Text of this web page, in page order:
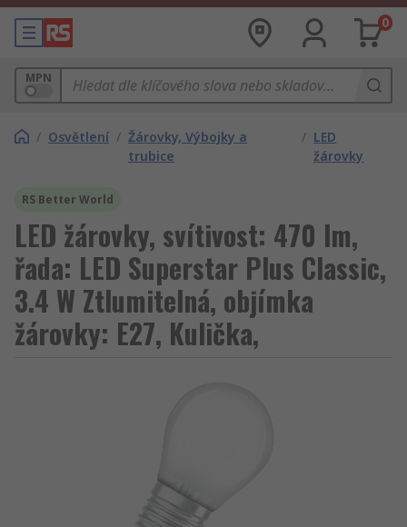
0
MPN
/ Osvětlení / Žárovky, Výbojky a
trubice
/ LED
žárovky
RS Better World
LED žárovky, svítivost: 470 lm,
řada: LED Superstar Plus Classic,
3.4 W Ztlumitelná, objímka
žárovky: E27, Kulička,